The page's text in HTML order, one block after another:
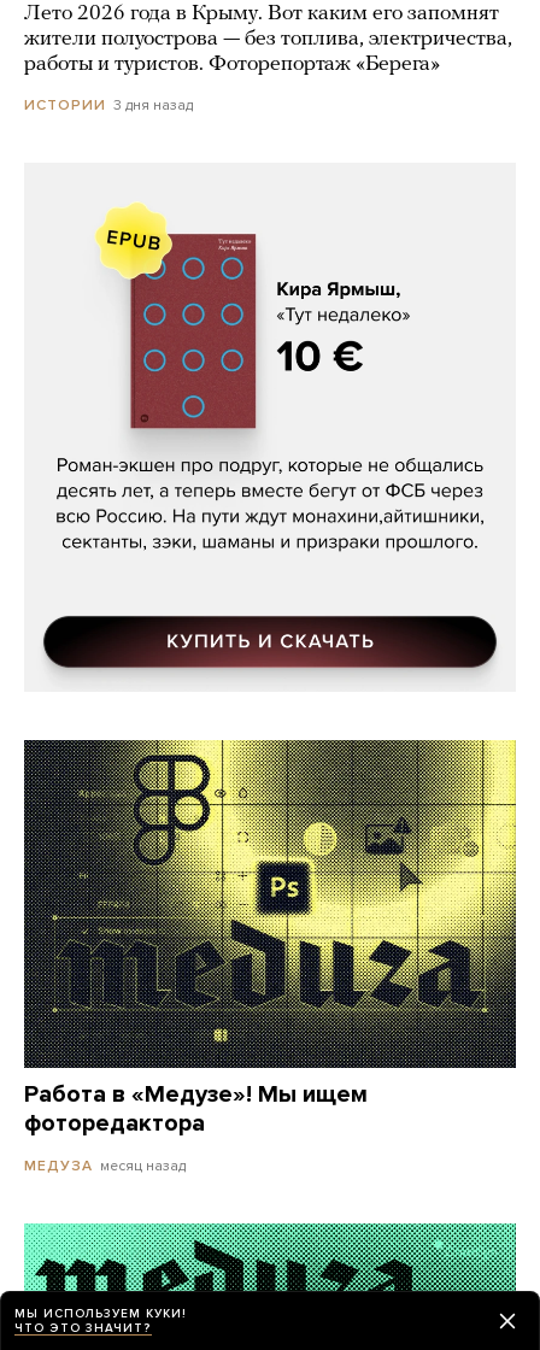
Лето 2026 года в Крыму. Вот каким его запомнят
жители полуострова — без топлива, электричества,
работы и туристов. Фоторепортаж «Берега»
ИСТОРИИ 3 дня назад
Кира Ярмыш, «Тут недалеко»
Работа в «Медузе»! Мы ищем
фоторедактора
МЕДУЗА месяц назад
МЫ ИСПОЛЬЗУЕМ КУКИ!
ЧТО ЭТО ЗНАЧИТ?